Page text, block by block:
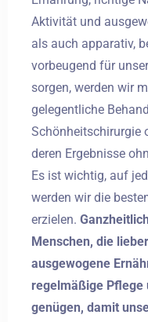
Aktivität und
als auch apparativ,
vorbeugend für
sorgen, werden wir
gelegentliche
Schönheitschirurgie
deren Ergebnisse
Es ist wichtig, auf
werden wir die
erzielen.
Menschen, die
ausgewogene
regelmäßige Pflege
genügen, damit